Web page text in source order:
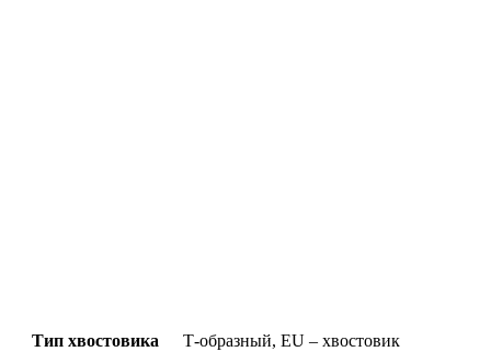
Тип хвостовика Т-образный, EU – хвостовик